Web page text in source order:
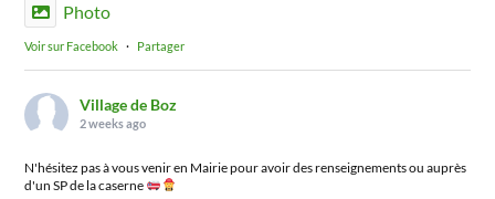
Photo
Voir sur Facebook · Partager
Village de Boz
2 weeks ago
N'hésitez pas à vous venir en Mairie pour avoir des renseignements ou auprès
d'un SP de la caserne